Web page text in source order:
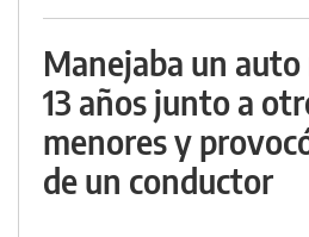
Manejaba un auto
13 años junto a
menores y
de un conductor